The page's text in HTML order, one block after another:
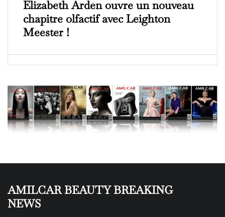
Elizabeth Arden ouvre un nouveau
chapitre olfactif avec Leighton
Meester !
AMILCAR BEAUTY BREAKING
NEWS